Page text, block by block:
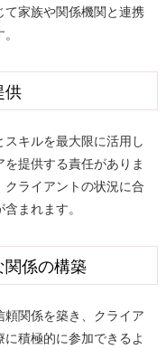
家族や関係機関と連携
供
キルを最大限に活用し
提供する責任がありま
ライアントの状況に合
まれます。
係の構築
関係を築き、クライア
積極的に参加できるよ